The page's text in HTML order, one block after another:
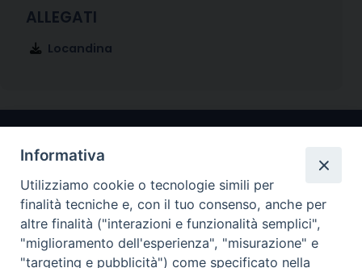
Locandina
Arcidiocesi di Ravenna-Cervia
Informativa
Utilizziamo cookie o tecnologie simili per
finalità tecniche e, con il tuo consenso, anche per
altre finalità ("interazioni e funzionalità semplici",
"miglioramento dell'esperienza", "misurazione" e
"targeting e pubblicità") come specificato nella